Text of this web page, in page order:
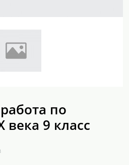
по
века 9 класс